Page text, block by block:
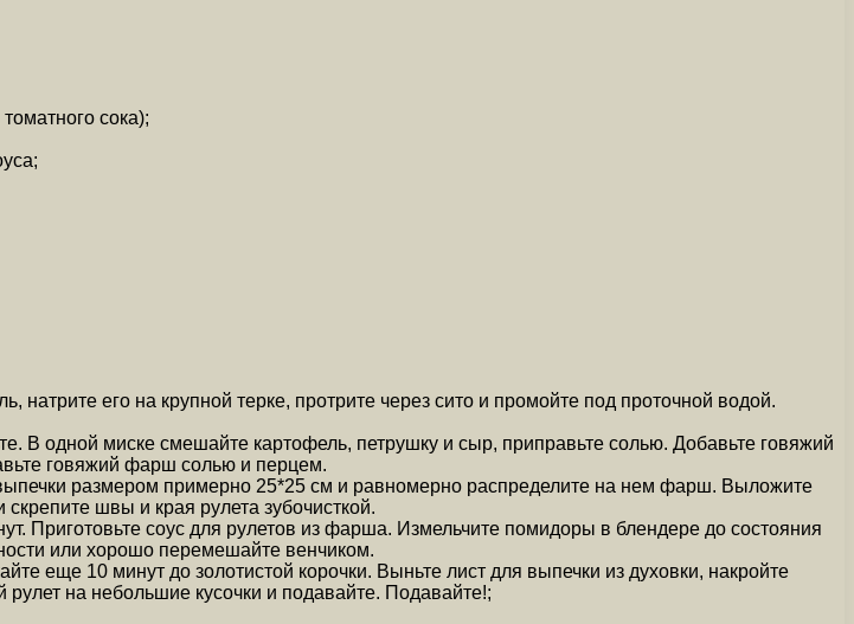
сока);
натрите его на крупной терке, протрите через сито и промойте под проточной водой.
В одной миске смешайте картофель, петрушку и сыр, приправьте солью. Добавьте говяжий
говяжий фарш солью и перцем.
выпечки размером примерно 25*25 см и равномерно распределите на нем фарш. Выложите
швы и края рулета зубочисткой.
Приготовьте соус для рулетов из фарша. Измельчите помидоры в блендере до состояния
или хорошо перемешайте венчиком.
еще 10 минут до золотистой корочки. Выньте лист для выпечки из духовки, накройте
на небольшие кусочки и подавайте. Подавайте!;